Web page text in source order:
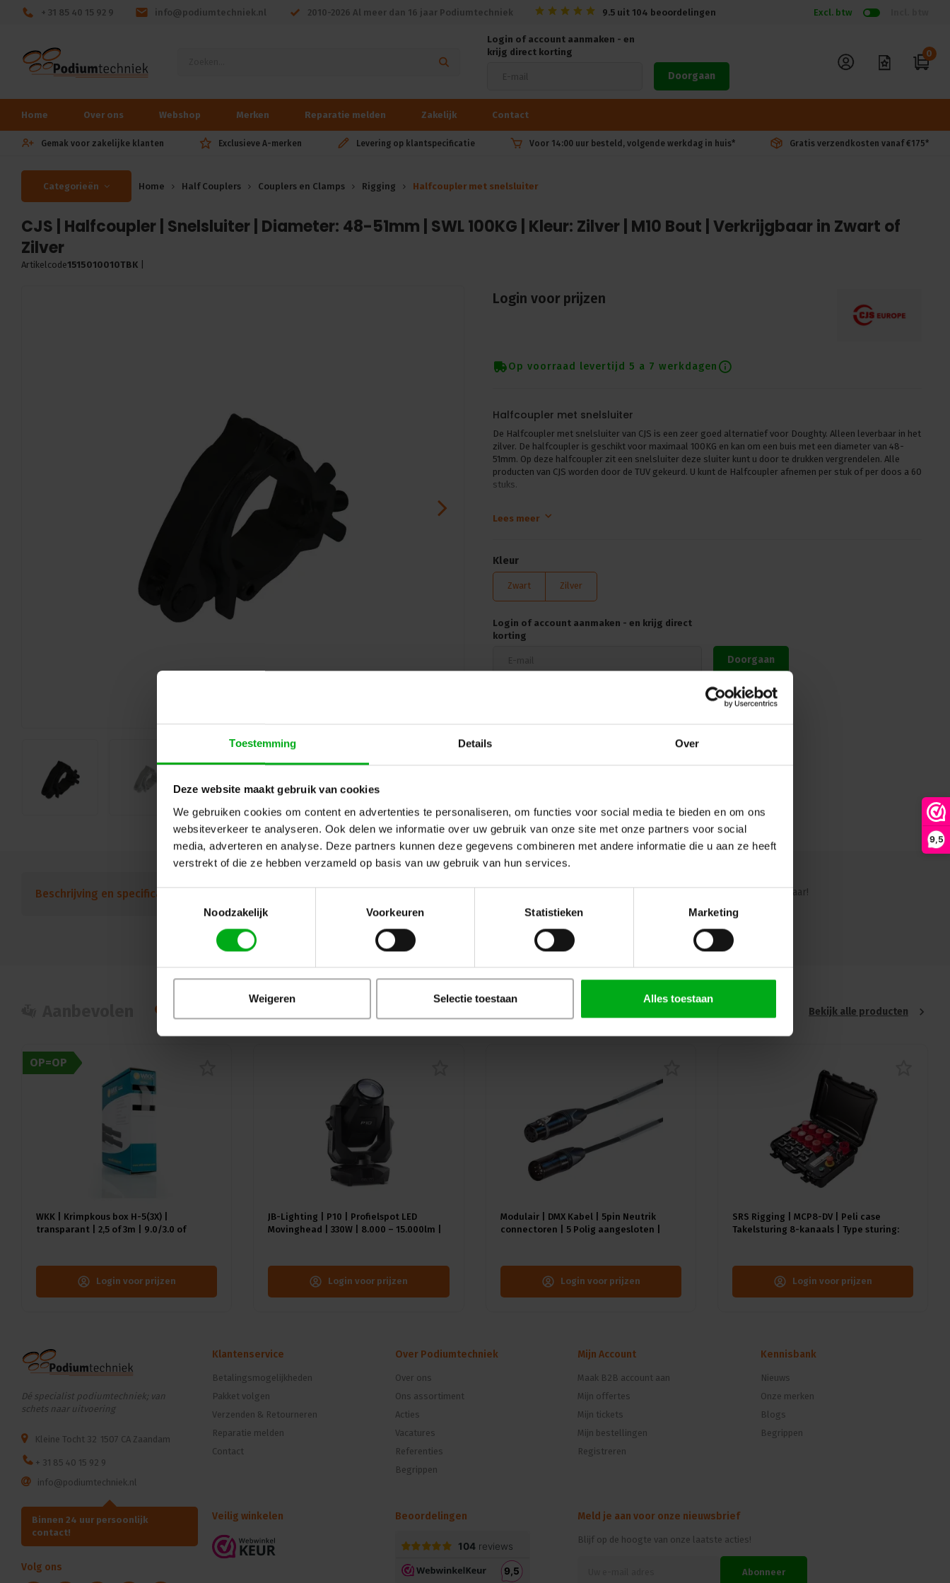
Toestemming Details Over
Deze website maakt gebruik van cookies
We gebruiken cookies om content en advertenties te personaliseren, om functies voor social media te bieden en om ons
websiteverkeer te analyseren. Ook delen we informatie over uw gebruik van onze site met onze partners voor social
media, adverteren en analyse. Deze partners kunnen deze gegevens combineren met andere informatie die u aan ze heeft
verstrekt of die ze hebben verzameld op basis van uw gebruik van hun services.
Toestemmingsselectie
Noodzakelijk
Voorkeuren Statistieken Marketing
Weigeren Selectie toestaan Alles toestaan
9,5
+ 31 85 40 15 92 9 info@podiumtechniek.nl 2010-2026 Al meer dan 16 jaar Podiumtechniek 9.5 uit 104 beoordelingen Excl. btw
Login of account aanmaken - en
krijg direct korting
Doorgaan
0
Home Over ons Webshop Merken Reparatie melden Zakelijk Contact
Gemak voor zakelijke klanten Exclusieve A-merken Levering op klantspecificatie Voor 14:00 uur besteld, volgende werkdag in huis* Gratis verzendkosten vanaf €175*
Categorieën Home Half Couplers Couplers en Clamps Rigging Halfcoupler met snelsluiter
CJS | Halfcoupler | Snelsluiter | Diameter: 48-51mm | SWL 100KG | Kleur: Zilver | M10 Bout | Verkrijgbaar in Zwart of
Zilver
Artikelcode1515010010TBK
Login voor prijzen
Op voorraad levertijd 5 a 7 werkdagen
Halfcoupler met snelsluiter
De Halfcoupler met snelsluiter van CJS is een zeer goed alternatief voor Doughty. Alleen leverbaar in het
zilver. De halfcoupler is geschikt voor maximaal 100KG en kan om een buis met een diameter van 48-
51mm. Op deze halfcoupler zit een snelsluiter deze sluiter kunt u door te drukken vergrendelen. Alle
producten van CJS worden door de TUV gekeurd. U kunt de Halfcoupler afnemen per stuk of per doos a 60
stuks.
Specificaties:
• Kleur: Zwart of Zilver
• Aantal in een doos 60 stuks
Lees meer
Kleur
Zwart Zilver
Login of account aanmaken - en krijg direct
korting
Doorgaan
Beschrijving en specificaties Ons team staat graag voor je klaar!
Bekijk alle producten
OP=OP
WKK | Krimpkous box H-5(3X) |
transparant | 2,5 of 3m | 9.0/3.0 of
Login voor prijzen
JB-Lighting | P10 | Profielspot LED
Movinghead | 330W | 8.000 – 15.000lm |
Login voor prijzen
Modulair | DMX Kabel | 5pin Neutrik
connectoren | 5 Polig aangesloten |
Login voor prijzen
SRS Rigging | MCP8-DV | Peli case
Takelsturing 8-kanaals | Type sturing:
Login voor prijzen
Dé specialist podiumtechniek; van
schets naar uitvoering
Kleine Tocht 32 1507 CA Zaandam
+ 31 85 40 15 92 9
info@podiumtechniek.nl
Binnen 24 uur persoonlijk
contact!
Volg ons
Klantenservice
Betalingsmogelijkheden
Pakket volgen
Verzenden & Retourneren
Reparatie melden
Contact
Over Podiumtechniek
Over ons
Ons assortiment
Acties
Vacatures
Referenties
Begrippen
Mijn Account
Maak B2B account aan
Mijn offertes
Mijn tickets
Mijn bestellingen
Registreren
Kennisbank
Nieuws
Onze merken
Blogs
Begrippen
Veilig winkelen Beoordelingen Meld je aan voor onze nieuwsbrief
Blijf op de hoogte van onze laatste acties!
Abonneer